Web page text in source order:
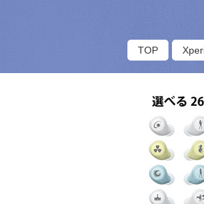
TOP